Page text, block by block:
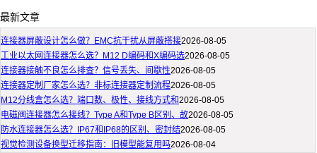
最新文章
连接器屏蔽设计怎么做？EMC抗干扰从屏蔽搭接2026-08-05
工业以太网连接器怎么选？M12 D编码和X编码选2026-08-05
连接器接触不良怎么排查？信号丢失、间歇性2026-08-05
连接器定制厂家怎么选？非标连接器定制流程2026-08-05
M12分线盒怎么选？端口数、极性、接线方式和2026-08-05
电磁阀连接器怎么接线？Type A和Type B区别、故2026-08-05
防水连接器怎么选？IP67和IP68的区别、密封结2026-08-05
视觉检测设备换型迁移指南：旧模型能复用吗2026-08-04